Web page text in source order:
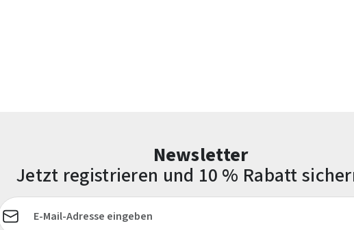
Newsletter
Jetzt registrieren und 10 % Rabatt
E-Mail-Adresse*